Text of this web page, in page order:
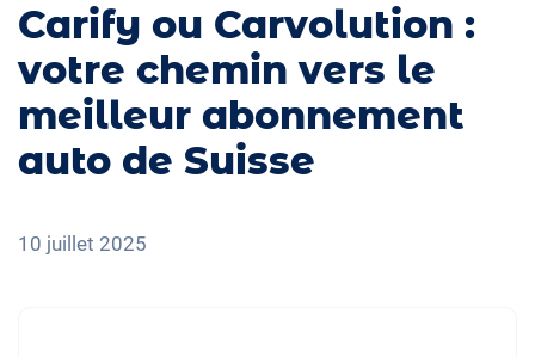
Carify ou Carvolution :
votre chemin vers le
meilleur abonnement
auto de Suisse
10 juillet 2025